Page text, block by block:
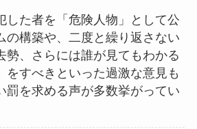
した者を「危険人物」として公
の構築や、二度と繰り返さない
勢、さらには誰が見てもわかる
をすべきといった過激な意見も
罰を求める声が多数挙がってい